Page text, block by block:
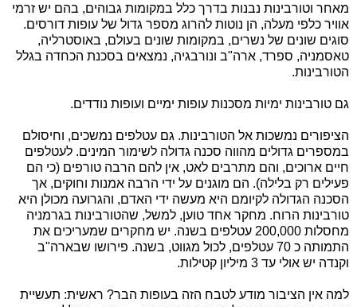
מאחר וטורבינות נבנות בדרך כלל במקומות גבוהים, בהם יש זרמי
אוויר כלפי מעלה, הן נוטות להרוג מספר גדול של עופות דורסים.
סוגים שונים של נשרים, במקומות שונים בעולם, באוסטרליה,
טאסמניה, ספרד, ארה"ב ונורבגיה, נמצאים בסכנת הכחדה בגלל
הטורבינות.
גם טורבינות ימיות מסכנות עופות ימיים ועופות נודדים.
הציפורים נמשכות אל הטורבינות. גם עטלפים נמשכים, וחיסולם
במספרים גדולים מהווה סכנה גדולה לשימור המינים. לעטלפים
חיים ארוכים, והם מתרבים לאט, אין להם הרבה טורפים (כי הם
פעילים רק בלילה). הם מוגנים על ידי הרבה אמנות וחוקים, אך
הסכנה הגדולה לקיומם היא מעשה ידי האדם, והגרועה מכולן היא
טורבינות הרוח. מחקר אחד טוען, למשל, שהטורבינות בגרמניה
מחסלות 200,000 עטלפים בשנה. יש מחקרים שמעריכים את
התמותה כ 70 עטלפים, לכול מגווט, בשנה. פירושו שבארה"ב
וקנדה יש אולי עד 3 מיליון קטילות.
למה אין הציבור מודע לטבח הזה בעופות הבר? ראשית: תעשיית